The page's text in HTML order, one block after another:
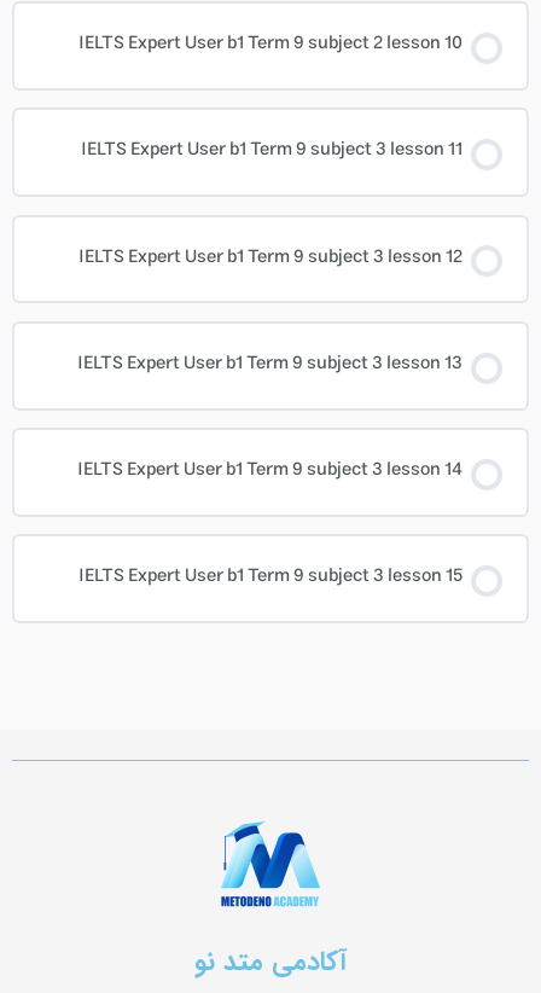
IELTS Expert User b1 Term 9 subject 2 lesson 10
IELTS Expert User b1 Term 9 subject 3 lesson 11
IELTS Expert User b1 Term 9 subject 3 lesson 12
IELTS Expert User b1 Term 9 subject 3 lesson 13
IELTS Expert User b1 Term 9 subject 3 lesson 14
IELTS Expert User b1 Term 9 subject 3 lesson 15
آکادمی متد نو